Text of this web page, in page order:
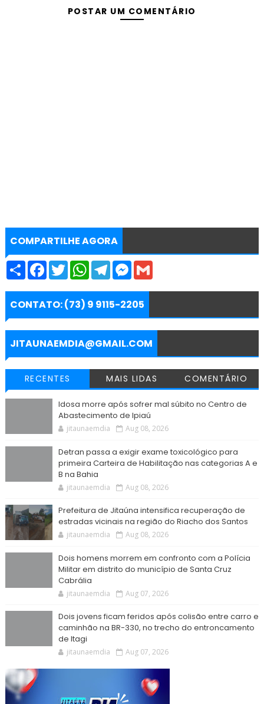
POSTAR UM COMENTÁRIO
COMPARTILHE AGORA
S
r
e
F
e
b
o
k
T
w
t
t
e
r
W
t
s
p
p
T
e
g
a
m
M
s
e
g
e
r
G
i
CONTATO: (73) 9 9115-2205
JITAUNAEMDIA@GMAIL.COM
RECENTES MAIS LIDAS COMENTÁRIO
Idosa morre após sofrer mal súbito no Centro de
Abastecimento de Ipiaú
jitaunaemdia Aug 08, 2026
Detran passa a exigir exame toxicológico para
primeira Carteira de Habilitação nas categorias A e
B na Bahia
jitaunaemdia Aug 08, 2026
Prefeitura de Jitaúna intensifica recuperação de
estradas vicinais na região do Riacho dos Santos
jitaunaemdia Aug 08, 2026
Dois homens morrem em confronto com a Polícia
Militar em distrito do município de Santa Cruz
Cabrália
jitaunaemdia Aug 07, 2026
Dois jovens ficam feridos após colisão entre carro e
caminhão na BR-330, no trecho do entroncamento
de Itagi
jitaunaemdia Aug 07, 2026